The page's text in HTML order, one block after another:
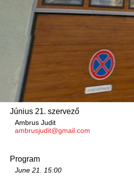
Június 21. szervező
Ambrus Judit
ambrusjudit@gmail.com
Program
June 21. 15:00